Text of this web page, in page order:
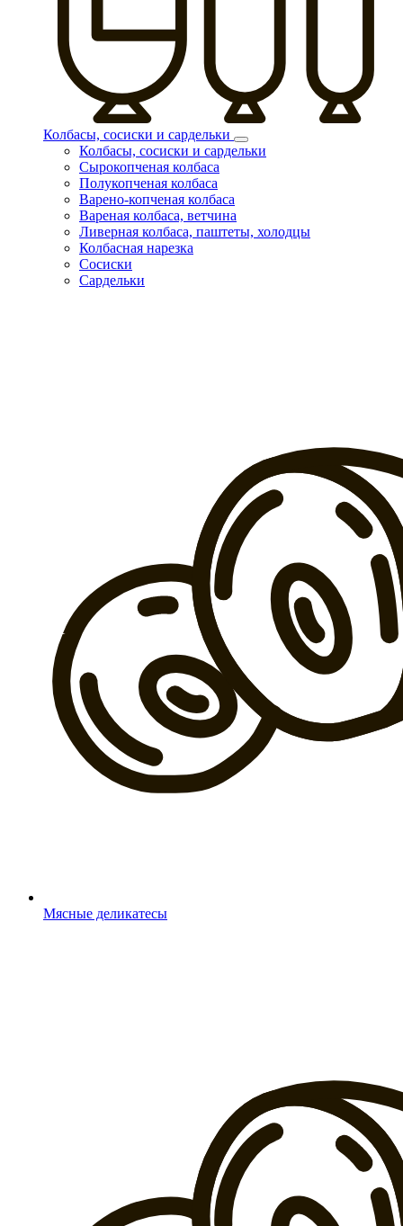
Колбасы, сосиски и сардельки
Колбасы, сосиски и сардельки
Сырокопченая колбаса
Полукопченая колбаса
Варено-копченая колбаса
Вареная колбаса, ветчина
Ливерная колбаса, паштеты, холодцы
Колбасная нарезка
Сосиски
Сардельки
Мясные деликатесы